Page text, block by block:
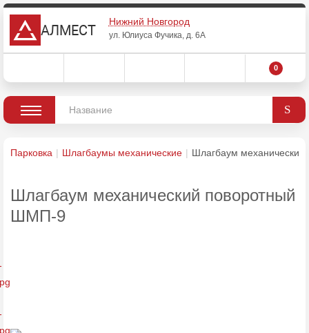
АЛМЕСТ
Нижний Новгород
ул. Юлиуса Фучика, д. 6А
0
Парковка Шлагбаумы механические Шлагбаум
Шлагбаум механический поворотный
ШМП-9